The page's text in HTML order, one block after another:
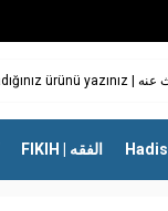
FIKIH | الفقه